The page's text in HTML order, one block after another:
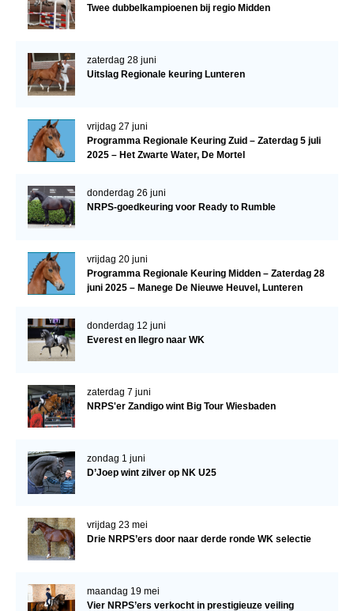
Twee dubbelkampioenen bij regio Midden
zaterdag 28 juni
Uitslag Regionale keuring Lunteren
vrijdag 27 juni
Programma Regionale Keuring Zuid – Zaterdag 5 juli
2025 – Het Zwarte Water, De Mortel
donderdag 26 juni
NRPS-goedkeuring voor Ready to Rumble
vrijdag 20 juni
Programma Regionale Keuring Midden – Zaterdag 28
juni 2025 – Manege De Nieuwe Heuvel, Lunteren
donderdag 12 juni
Everest en Ilegro naar WK
zaterdag 7 juni
NRPS'er Zandigo wint Big Tour Wiesbaden
zondag 1 juni
D’Joep wint zilver op NK U25
vrijdag 23 mei
Drie NRPS’ers door naar derde ronde WK selectie
maandag 19 mei
Vier NRPS’ers verkocht in prestigieuze veiling